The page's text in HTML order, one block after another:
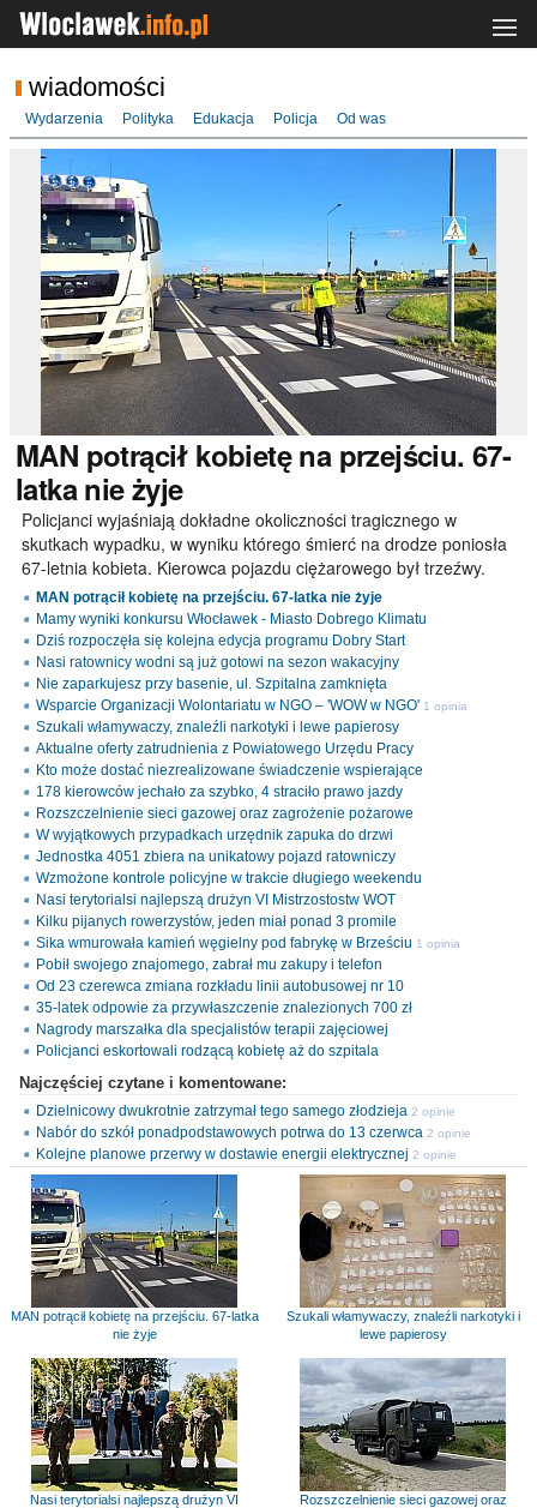
wiadomości
Wydarzenia Polityka Edukacja Policja Od was
MAN potrącił kobietę na przejściu. 67-
latka nie żyje
Policjanci wyjaśniają dokładne okoliczności tragicznego w
skutkach wypadku, w wyniku którego śmierć na drodze poniosła
67-letnia kobieta. Kierowca pojazdu ciężarowego był trzeźwy.
MAN potrącił kobietę na przejściu. 67-latka nie żyje
Mamy wyniki konkursu Włocławek - Miasto Dobrego Klimatu
Dziś rozpoczęła się kolejna edycja programu Dobry Start
Nasi ratownicy wodni są już gotowi na sezon wakacyjny
Nie zaparkujesz przy basenie, ul. Szpitalna zamknięta
Wsparcie Organizacji Wolontariatu w NGO – 'WOW w NGO' 1 opinia
Szukali włamywaczy, znaleźli narkotyki i lewe papierosy
Aktualne oferty zatrudnienia z Powiatowego Urzędu Pracy
Kto może dostać niezrealizowane świadczenie wspierające
178 kierowców jechało za szybko, 4 straciło prawo jazdy
Rozszczelnienie sieci gazowej oraz zagrożenie pożarowe
W wyjątkowych przypadkach urzędnik zapuka do drzwi
Jednostka 4051 zbiera na unikatowy pojazd ratowniczy
Wzmożone kontrole policyjne w trakcie długiego weekendu
Nasi terytorialsi najlepszą drużyn VI Mistrzostostw WOT
Kilku pijanych rowerzystów, jeden miał ponad 3 promile
Sika wmurowała kamień węgielny pod fabrykę w Brześciu 1 opinia
Pobił swojego znajomego, zabrał mu zakupy i telefon
Od 23 czerewca zmiana rozkładu linii autobusowej nr 10
35-latek odpowie za przywłaszczenie znalezionych 700 zł
Nagrody marszałka dla specjalistów terapii zajęciowej
Policjanci eskortowali rodzącą kobietę aż do szpitala
Najczęściej czytane i komentowane:
Dzielnicowy dwukrotnie zatrzymał tego samego złodzieja 2 opinie
Nabór do szkół ponadpodstawowych potrwa do 13 czerwca 2 opinie
Kolejne planowe przerwy w dostawie energii elektrycznej 2 opinie
MAN potrącił kobietę na przejściu. 67-latka
nie żyje
Szukali włamywaczy, znaleźli narkotyki i
lewe papierosy
Nasi terytorialsi najlepszą drużyn VI
Rozszczelnienie sieci gazowej oraz